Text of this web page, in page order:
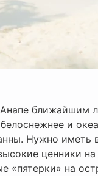
ближайшим
и
Нужно иметь
ценники
«пятерки» на